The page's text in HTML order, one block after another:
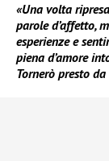
«Una volta
parole d’affetto,
esperienze e
piena d’amore
Tornerò presto